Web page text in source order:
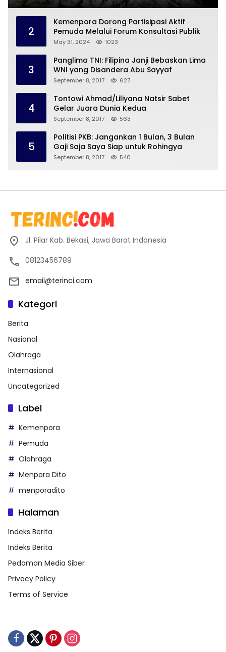
2
Kemenpora Dorong Partisipasi Aktif
Pemuda Melalui Forum Konsultasi Publik
May 31, 2024 1023
3
Panglima TNI: Filipina Janji Bebaskan Lima
WNI yang Disandera Abu Sayyaf
September 8, 2017 627
4
Tontowi Ahmad/Liliyana Natsir Sabet
Gelar Juara Dunia Kedua
September 8, 2017 563
5
Politisi PKB: Jangankan 1 Bulan, 3 Bulan
Gaji Saja Saya Siap untuk Rohingya
September 8, 2017 540
Jl. Pilar Kab. Bekasi, Jawa Barat Indonesia
08123456789
email@terinci.com
Kategori
Berita
Nasional
Olahraga
Internasional
Uncategorized
Label
Kemenpora
Pemuda
Olahraga
Menpora Dito
menporadito
Halaman
Indeks Berita
Indeks Berita
Pedoman Media Siber
Privacy Policy
Terms of Service